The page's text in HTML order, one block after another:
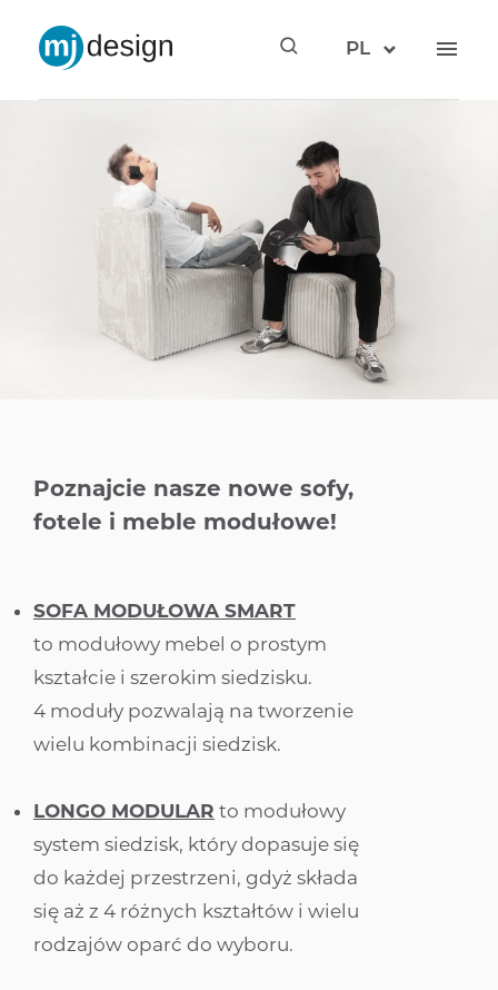
PL
Poznajcie nasze nowe sofy,
fotele i meble modułowe!
SOFA MODUŁOWA SMART
to modułowy mebel o prostym
kształcie i szerokim siedzisku.
4 moduły pozwalają na tworzenie
wielu kombinacji siedzisk.
LONGO MODULAR to modułowy
system siedzisk, który dopasuje się
do każdej przestrzeni, gdyż składa
się aż z 4 różnych kształtów i wielu
rodzajów oparć do wyboru.